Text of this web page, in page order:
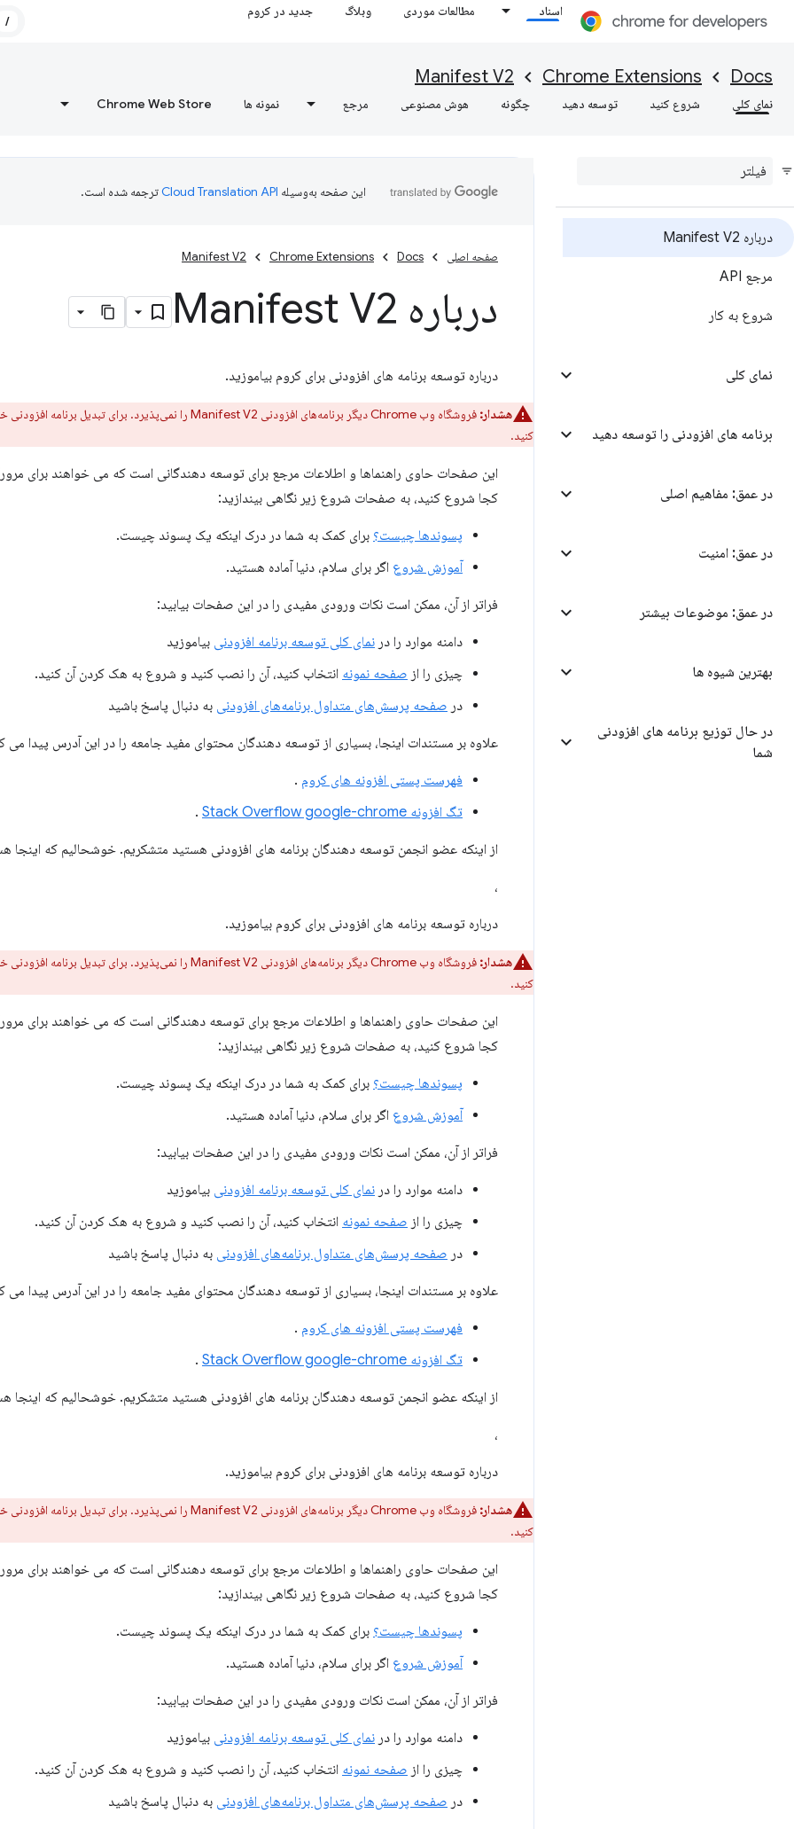
اسناد مطالعات موردی وبلاگ جدید در کروم
/
Docs
Chrome Extensions
Manifest V2
نمای کلی شروع کنید توسعه دهید چگونه هوش مصنوعی مرجع نمونه ها Chrome Web Store
درباره Manifest V2
مرجع API
شروع به کار
نمای کلی
برنامه های افزودنی را توسعه دهید
در عمق: مفاهیم اصلی
در عمق: امنیت
در عمق: موضوعات بیشتر
بهترین شیوه ها
در حال توزیع برنامه های افزودنی
شما
این صفحه به‌وسیله ترجمه شده است.
صفحه اصلی Docs
Chrome Extensions
Manifest V2
درباره Manifest V2
درباره توسعه برنامه های افزودنی برای کروم بیاموزید.
هشدار: فروشگاه وب Chrome دیگر برنامه‌های افزودنی Manifest V2 را نمی‌پذیرد. برای تبدیل برنامه افزودنی خود به Manifest
کنید.
این صفحات حاوی راهنماها و اطلاعات مرجع برای توسعه دهندگانی است که می خواهند برای
کجا شروع کنید، به صفحات شروع زیر نگاهی بیندازید:
پسوندها چیست؟ برای کمک به شما در درک اینکه یک پسوند چیست.
آموزش شروع اگر برای سلام، دنیا آماده هستید.
فراتر از آن، ممکن است نکات ورودی مفیدی را در این صفحات بیابید:
دامنه موارد را در نمای کلی توسعه برنامه افزودنی بیاموزید
چیزی را از صفحه نمونه انتخاب کنید، آن را نصب کنید و شروع به هک کردن آن کنید.
در صفحه پرسش‌های متداول برنامه‌های افزودنی به دنبال پاسخ باشید
علاوه بر مستندات اینجا، بسیاری از توسعه دهندگان محتوای مفید جامعه را در این آدرس پیدا می
فهرست پستی افزونه های کروم .
تگ افزونه Stack Overflow google-chrome
.
از اینکه عضو انجمن توسعه دهندگان برنامه های افزودنی هستید متشکریم. خوشحالیم که اینجا
،
درباره توسعه برنامه های افزودنی برای کروم بیاموزید.
هشدار: فروشگاه وب Chrome دیگر برنامه‌های افزودنی Manifest V2 را نمی‌پذیرد. برای تبدیل برنامه افزودنی خود به Manifest
کنید.
این صفحات حاوی راهنماها و اطلاعات مرجع برای توسعه دهندگانی است که می خواهند برای
کجا شروع کنید، به صفحات شروع زیر نگاهی بیندازید:
پسوندها چیست؟ برای کمک به شما در درک اینکه یک پسوند چیست.
آموزش شروع اگر برای سلام، دنیا آماده هستید.
فراتر از آن، ممکن است نکات ورودی مفیدی را در این صفحات بیابید:
دامنه موارد را در نمای کلی توسعه برنامه افزودنی بیاموزید
چیزی را از صفحه نمونه انتخاب کنید، آن را نصب کنید و شروع به هک کردن آن کنید.
در صفحه پرسش‌های متداول برنامه‌های افزودنی به دنبال پاسخ باشید
علاوه بر مستندات اینجا، بسیاری از توسعه دهندگان محتوای مفید جامعه را در این آدرس پیدا می
فهرست پستی افزونه های کروم .
تگ افزونه Stack Overflow google-chrome
.
از اینکه عضو انجمن توسعه دهندگان برنامه های افزودنی هستید متشکریم. خوشحالیم که اینجا
،
درباره توسعه برنامه های افزودنی برای کروم بیاموزید.
هشدار: فروشگاه وب Chrome دیگر برنامه‌های افزودنی Manifest V2 را نمی‌پذیرد. برای تبدیل برنامه افزودنی خود به Manifest
کنید.
این صفحات حاوی راهنماها و اطلاعات مرجع برای توسعه دهندگانی است که می خواهند برای
کجا شروع کنید، به صفحات شروع زیر نگاهی بیندازید:
پسوندها چیست؟ برای کمک به شما در درک اینکه یک پسوند چیست.
آموزش شروع اگر برای سلام، دنیا آماده هستید.
فراتر از آن، ممکن است نکات ورودی مفیدی را در این صفحات بیابید:
دامنه موارد را در نمای کلی توسعه برنامه افزودنی بیاموزید
چیزی را از صفحه نمونه انتخاب کنید، آن را نصب کنید و شروع به هک کردن آن کنید.
در صفحه پرسش‌های متداول برنامه‌های افزودنی به دنبال پاسخ باشید